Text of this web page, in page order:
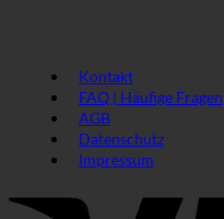
Kontakt
FAQ | Häufige Fragen
AGB
Datenschutz
Impressum